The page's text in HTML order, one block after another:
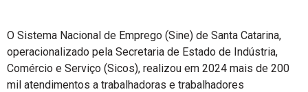
O Sistema Nacional de Emprego (Sine) de Santa Catarina,
operacionalizado pela Secretaria de Estado de Indústria,
Comércio e Serviço (Sicos), realizou em 2024 mais de 200
mil atendimentos a trabalhadoras e trabalhadores